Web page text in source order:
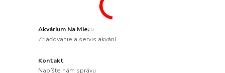
Akvárium Na Mieru
Zriaďovanie a servis akvárií
Kontakt
Napíšte nám správu